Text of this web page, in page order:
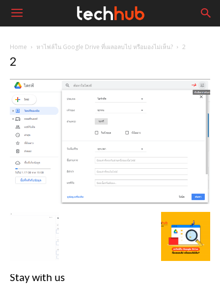
Home หาไฟล์ใน Google Drive ที่เผลอลบไป หรือมองไม่เห็น? 2
2
Stay with us